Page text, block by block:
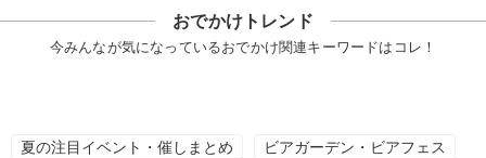
おでかけトレンド
今みんなが気になっているおでかけ関連キーワードはコレ！
夏の注目イベント・催しまとめ ビアガーデン・ビアフェス